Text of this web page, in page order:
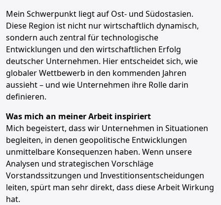
Mein Schwerpunkt liegt auf Ost- und Südostasien.
Diese Region ist nicht nur wirtschaftlich dynamisch,
sondern auch zentral für technologische
Entwicklungen und den wirtschaftlichen Erfolg
deutscher Unternehmen. Hier entscheidet sich, wie
globaler Wettbewerb in den kommenden Jahren
aussieht – und wie Unternehmen ihre Rolle darin
definieren.
Was mich an meiner Arbeit inspiriert
Mich begeistert, dass wir Unternehmen in Situationen
begleiten, in denen geopolitische Entwicklungen
unmittelbare Konsequenzen haben. Wenn unsere
Analysen und strategischen Vorschläge
Vorstandssitzungen und Investitionsentscheidungen
leiten, spürt man sehr direkt, dass diese Arbeit Wirkung
hat.